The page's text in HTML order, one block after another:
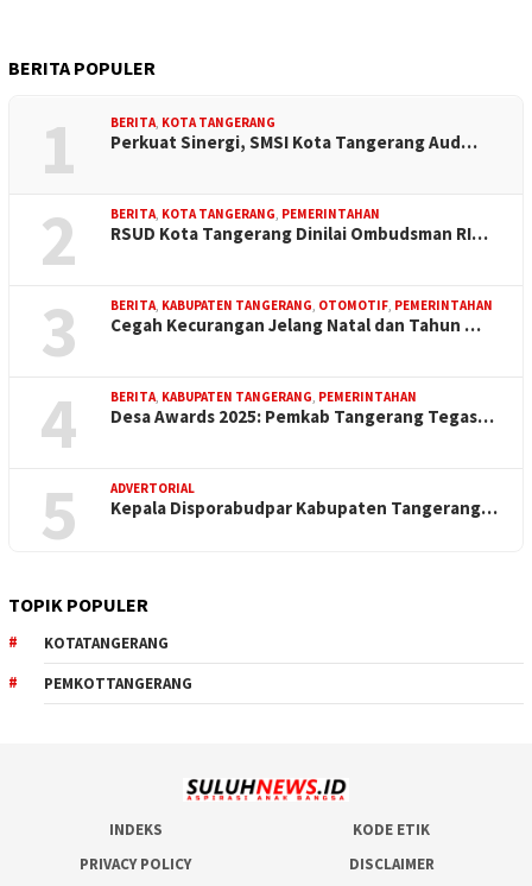
BERITA POPULER
1 BERITA, KOTA TANGERANG
Perkuat Sinergi, SMSI Kota Tangerang Aud…
2 BERITA, KOTA TANGERANG, PEMERINTAHAN
RSUD Kota Tangerang Dinilai Ombudsman RI…
3 BERITA, KABUPATEN TANGERANG, OTOMOTIF, PEMERINTAHAN
Cegah Kecurangan Jelang Natal dan Tahun …
4 BERITA, KABUPATEN TANGERANG, PEMERINTAHAN
Desa Awards 2025: Pemkab Tangerang Tegas…
5 ADVERTORIAL
Kepala Disporabudpar Kabupaten Tangerang…
TOPIK POPULER
KOTATANGERANG
PEMKOTTANGERANG
INDEKS
KODE ETIK
PRIVACY POLICY
DISCLAIMER